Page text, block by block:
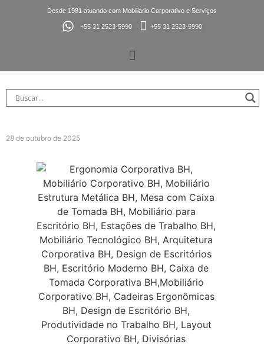
Desde 1981 atuando com Mobiliário Corporativo e Serviços
+55 31 2523-5990 +55 31 2523-5990
28 de outubro de 2025